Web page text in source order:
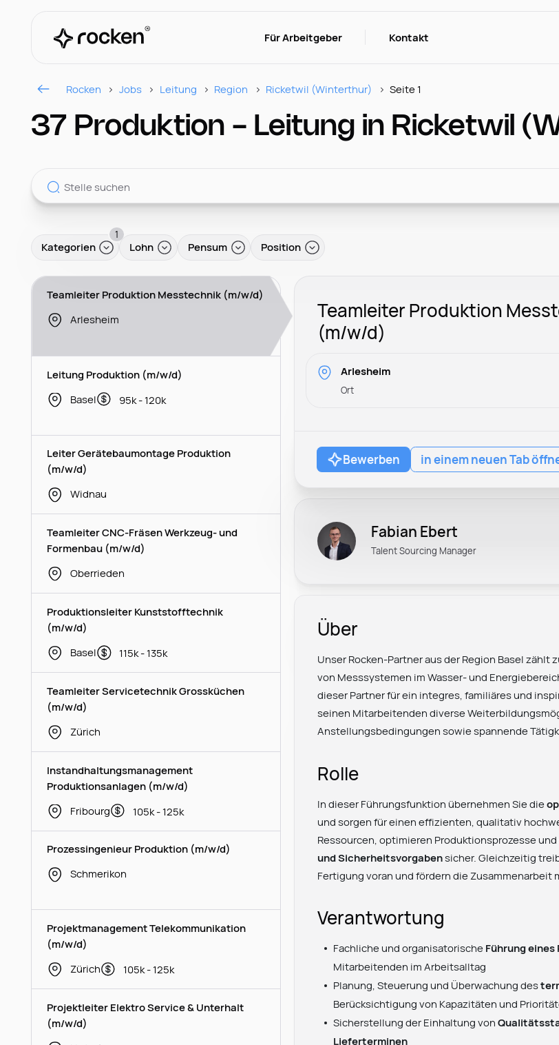
Für Arbeitgeber Kontakt
Rocken Jobs Leitung Region Ricketwil (Winterthur) Seite 1
37 Produktion - Leitung in Ricketwil
Kategorien
1
Lohn Pensum Position
Teamleiter Produktion Messtechnik (m/w/d)
Arlesheim
Leitung Produktion (m/w/d)
Basel
95k - 120k
Leiter Gerätebaumontage Produktion
(m/w/d)
Widnau
Teamleiter CNC-Fräsen Werkzeug- und
Formenbau (m/w/d)
Oberrieden
Produktionsleiter Kunststofftechnik
(m/w/d)
Basel
115k - 135k
Teamleiter Servicetechnik Grossküchen
(m/w/d)
Zürich
Instandhaltungsmanagement
Produktionsanlagen (m/w/d)
Fribourg
105k - 125k
Prozessingenieur Produktion (m/w/d)
Schmerikon
Projektmanagement Telekommunikation
(m/w/d)
Zürich
105k - 125k
Projektleiter Elektro Service & Unterhalt
(m/w/d)
Teamleiter Produktion
(m/w/d)
Arlesheim
Ort
Bewerben in einem neuen Tab
Fabian Ebert
Talent Sourcing Manager
Über
Unser Rocken-Partner aus der Region Basel
von Messsystemen im Wasser- und
dieser Partner für ein integres, familiäres und
seinen Mitarbeitenden diverse
Anstellungsbedingungen sowie spannende
Rolle
In dieser Führungsfunktion übernehmen Sie die
und sorgen für einen effizienten, qualitativ
Ressourcen, optimieren Produktionsprozesse
und Sicherheitsvorgabensicher. Gleichzeitig
Fertigung voran und fördern die Zusammenarbeit
Verantwortung
Fachliche und organisatorische Führung
Mitarbeitenden im Arbeitsalltag
Planung, Steuerung und Überwachung des
Berücksichtigung von Kapazitäten und
Sicherstellung der Einhaltung von
Lieferterminen